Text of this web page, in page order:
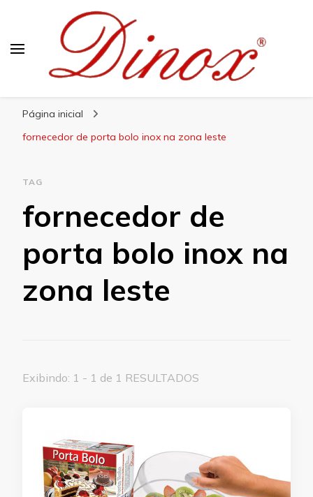
Página inicial
fornecedor de porta bolo inox na zona leste
TAG
fornecedor de
porta bolo inox na
zona leste
Exibindo: 1 - 1 de 1 RESULTADOS